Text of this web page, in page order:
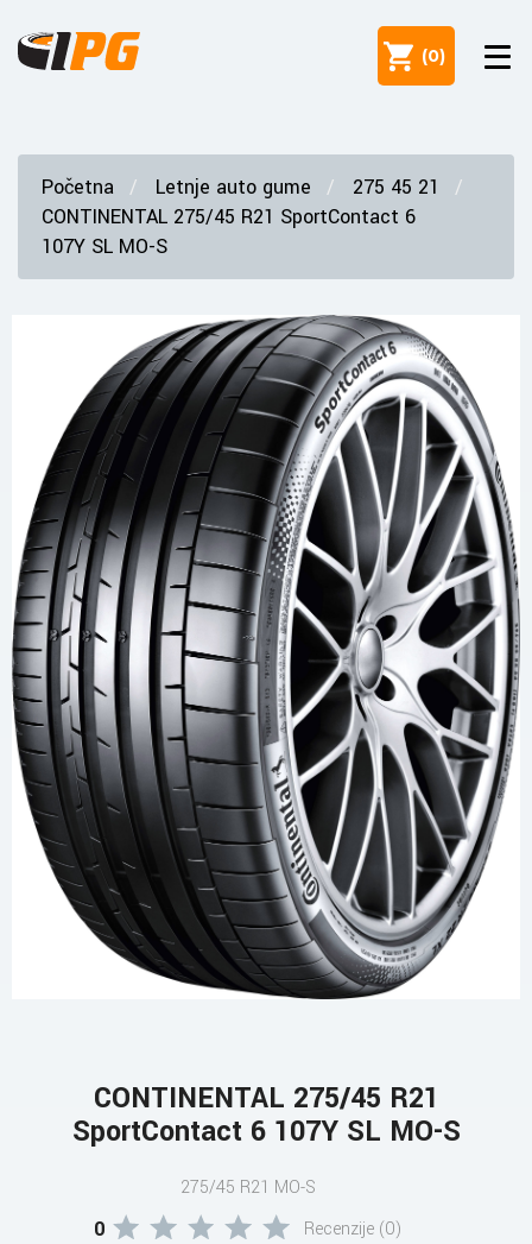
(0)
Početna Letnje auto gume
275 45 21
CONTINENTAL 275/45 R21 SportContact 6
107Y SL MO-S
CONTINENTAL 275/45 R21
SportContact 6 107Y SL MO-S
275/45 R21 MO-S
0 Recenzije (0)